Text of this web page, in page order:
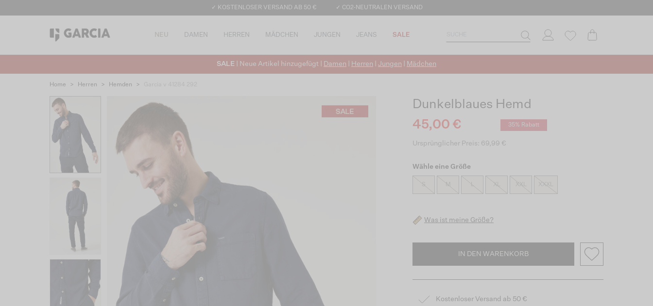
✓ KOSTENLOSER VERSAND AB 50 € ✓ CO2-NEUTRALEN VERSAND
NEU DAMEN HERREN MÄDCHEN JUNGEN JEANS SALE
SALE | Neue Artikel hinzugefügt | Damen Herren Jungen Mädchen
Home > Herren > Hemden >
Dunkelblaues Hemd
45,00 €
35% Rabatt
Ursprünglicher Preis: 69,99 €
Wähle eine Größe
M XL XXL XXXL
Was ist meine Größe?
IN DEN WARENKORB
Kostenloser Versand ab 50 €